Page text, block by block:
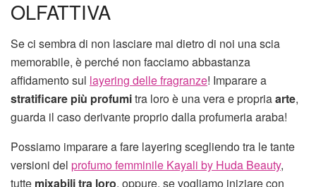
OLFATTIVA
Se ci sembra di non lasciare mai dietro di noi una scia
memorabile, è perché non facciamo abbastanza
affidamento sul layering delle fragranze! Imparare a
stratificare più profumitra loro è una vera e propriaarte,
guarda il caso derivante proprio dalla profumeria araba!
Possiamo imparare a fare layering scegliendo tra le tante
versioni del profumo femminile Kayali by Huda Beauty,
tutte mixabili tra loro, oppure, se vogliamo iniziare con